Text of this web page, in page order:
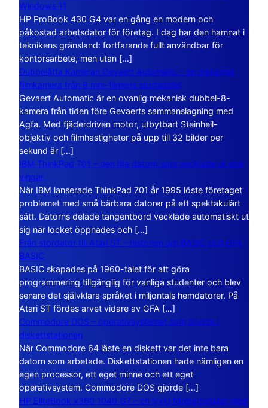
Windows 11
HP ProBook 430 G4 var en gång en modern och
påkostad arbetsdator för företag. I dag har den hamnat i
teknikens gränsland: fortfarande fullt användbar för
kontorsarbete, men utan […]
Dubbelåtta Kameran Gevaert Automatic – en mekanisk
filmkamera från 8 mm-filmens storhetstid
Gevaert Automatic är en ovanlig mekanisk dubbel-8-
kamera från tiden före Gevaerts sammanslagning med
Agfa. Med fjäderdriven motor, utbytbart Steinheil-
objektiv och filmhastigheter på upp till 32 bilder per
sekund är […]
IBM ThinkPad 701 – den lilla datorn som vecklade ut sina
vingar
När IBM lanserade ThinkPad 701 år 1995 löste företaget
problemet med små bärbara datorer på ett spektakulärt
sätt. Datorns delade tangentbord vecklade automatiskt ut
sig när locket öppnades och […]
Från stordator till Atari ST – historien om BASIC och GFA
BASIC
BASIC skapades på 1960-talet för att göra
programmering tillgänglig för vanliga studenter och blev
senare det självklara språket i miljontals hemdatorer. På
Atari ST fördes arvet vidare av GFA […]
Commodore DOS – operativsystemet som bodde i
diskettstationen
När Commodore 64 läste en diskett var det inte bara
datorn som arbetade. Diskettstationen hade nämligen en
egen processor, ett eget minne och ett eget
operativsystem. Commodore DOS gjorde […]
HP EliteBook x360 1040 G7 – en lyxig företagsdator med